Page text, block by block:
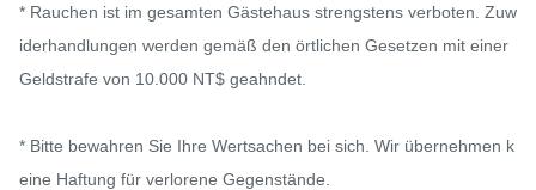
* Rauchen ist im gesamten Gästehaus strengstens verboten. Zuw
iderhandlungen werden gemäß den örtlichen Gesetzen mit einer
Geldstrafe von 10.000 NT$ geahndet.
* Bitte bewahren Sie Ihre Wertsachen bei sich. Wir übernehmen k
eine Haftung für verlorene Gegenstände.